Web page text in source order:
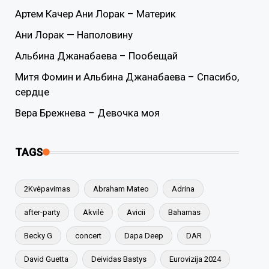
Артем Качер Ани Лорак – Материк
Ани Лорак — Наполовину
Альбина Джанабаева – Пообещай
Митя Фомин и Альбина Джанабаева – Спасибо,
сердце
Вера Брежнева – Девочка моя
TAGS
2Kvėpavimas Abraham Mateo Adrina
after-party Akvilė Avicii Bahamas
Becky G concert Dapa Deep DAR
David Guetta Deividas Bastys Eurovizija 2024